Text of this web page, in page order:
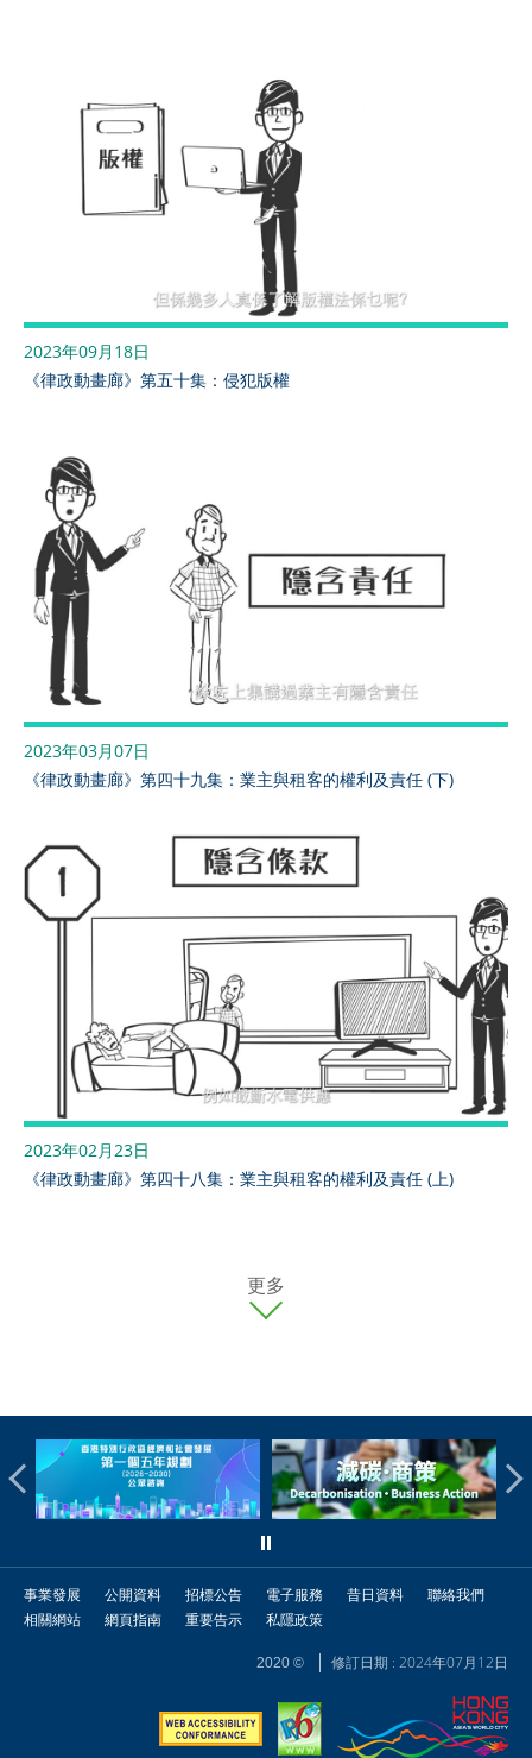
2023年09月18日
《律政動畫廊》第五十集：侵犯版權
2023年03月07日
《律政動畫廊》第四十九集：業主與租客的權利及責任 (下)
2023年02月23日
《律政動畫廊》第四十八集：業主與租客的權利及責任 (上)
更多
事業發展 公開資料 招標公告 電子服務 昔日資料
聯絡我們
相關網站
網頁指南 重要告示 私隱政策
2020 © 修訂日期 : 2024年07月12日